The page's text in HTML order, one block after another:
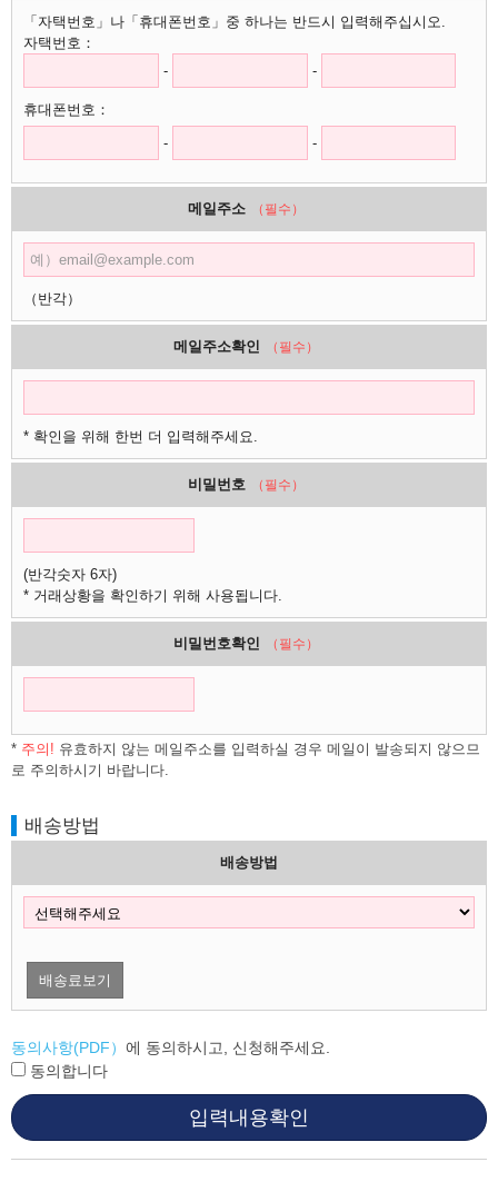
「자택번호」나「휴대폰번호」중 하나는 반드시 입력해주십시오.
자택번호：
-
-
휴대폰번호：
-
-
메일주소 （필수）
（반각）
메일주소확인 （필수）
* 확인을 위해 한번 더 입력해주세요.
비밀번호 （필수）
(반각숫자 6자)
* 거래상황을 확인하기 위해 사용됩니다.
비밀번호확인 （필수）
* 주의! 유효하지 않는 메일주소를 입력하실 경우 메일이 발송되지 않으므
로 주의하시기 바랍니다.
배송방법
배송방법
배송료보기
동의사항(PDF） 에 동의하시고, 신청해주세요.
동의합니다
입력내용확인